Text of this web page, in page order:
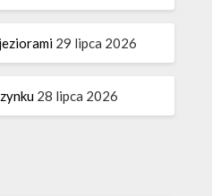
29 lipca 2026
28 lipca 2026